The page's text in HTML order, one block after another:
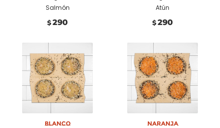
Salmón
$ 290
Atún
$ 290
Añadir a
carrito
Blanco
Añadir a
carrito
Naranja